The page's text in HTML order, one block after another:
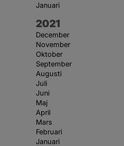
Januari
År:
2021
December
November
Oktober
September
Augusti
Juli
Juni
Maj
April
Mars
Februari
Januari